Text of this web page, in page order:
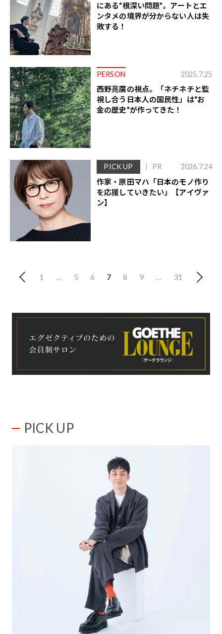
にある“根深い問題”。アートとエ
ンタメの境界が分からない人は失
敗する！
PERSON 2025.7.25
西野亮廣の視点。「ネチネチと監
視し合う日本人の国民性」は“お
金の歴史”が作ってきた！
PICK UP PR 2026.7.24
作家・原田マハ「日本のモノ作り
を応援していきたい」【アイヴァ
ン】
1 5 6 7 8 9 31
PICK UP